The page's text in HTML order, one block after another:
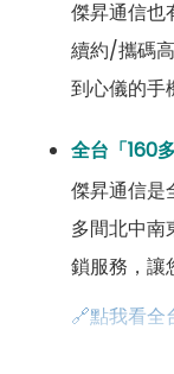
傑昇通信也
續約/攜碼
到心儀的手
全台「160
傑昇通信是
多間北中南
鎖服務，讓
🔗點我看全